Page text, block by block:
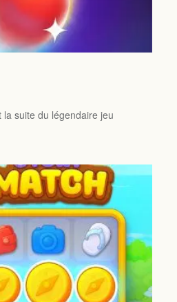
suite du légendaire jeu